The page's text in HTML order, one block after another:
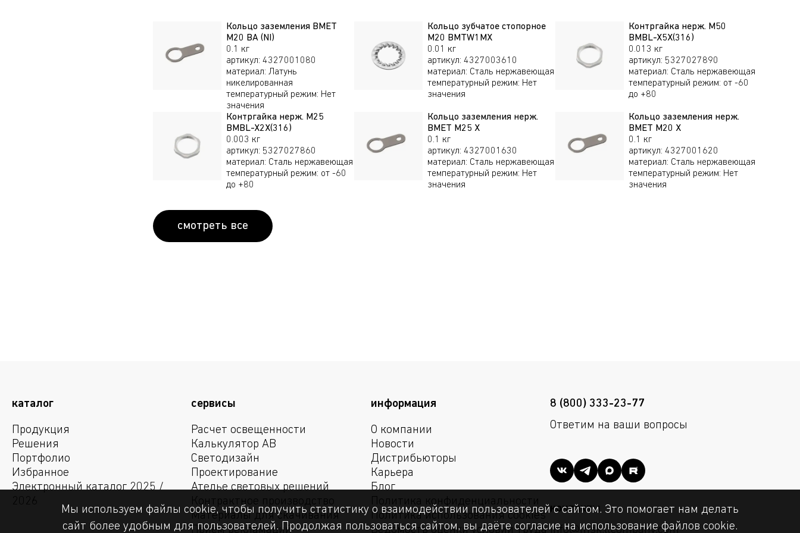
Ввод кабельный
взрывозащищенный М32х1,5
DSA3MXS
2327009460
Сталь
нержавеющая
22,0-33,0 мм
Ввод кабельный
взрывозащищенный М40х1,5
Латунь
никелированная
23,6-32,1 мм 27,9-40,4 мм М40x1,5
Ввод кабельный
взрывозащищенный М40х1,5
DSA4MXS
Сталь
нержавеющая
28,0-41,0 мм
Ввод кабельный
взрывозащищенный М50х1,5
2327010100
Латунь
никелированная
35,8-44,0 мм 40,4-53,0 мм М50x1,5
Ввод кабельный
взрывозащищенный М50х1,5
Кольцо заземления BMET
M20 BA (NI)
0.1 кг
артикул: 4327001080
материал: Латунь
никелированная
температурный режим: Нет
значения
Кольцо зубчатое стопорное
М20 BMTW1MX
0.01 кг
артикул: 4327003610
материал: Сталь нержавеющая
температурный режим: Нет
значения
Контргайка нерж. M50
BMBL-X5X(316)
0.013 кг
артикул: 5327027890
материал: Сталь нержавеющая
температурный режим: от -60
до +80
Контргайка нерж. M25
BMBL-X2X(316)
0.003 кг
артикул: 5327027860
материал: Сталь нержавеющая
температурный режим: от -60
до +80
Кольцо заземления нерж.
BMET M25 X
0.1 кг
артикул: 4327001630
материал: Сталь нержавеющая
температурный режим: Нет
значения
Кольцо заземления нерж.
BMET M20 X
0.1 кг
артикул: 4327001620
материал: Сталь нержавеющая
температурный режим: Нет
значения
смотреть все
каталог
Продукция
Решения
Портфолио
Избранное
Электронный каталог 2025 /
2026
сервисы
Расчет освещенности
Калькулятор АВ
Светодизайн
Проектирование
Ателье световых решений
Контрактное производство
Материалы для скачивания
Прием рекламаций
информация
О компании
Новости
Дистрибьюторы
Карьера
Блог
Политика конфиденциальности
Политика использования cookies
Ведомость оценки условий труда
8 (800) 333-23-77
Ответим на ваши вопросы
контакты
info@msk.ltcompany.com
Мы используем файлы cookie, чтобы получить статистику о взаимодействии пользователей с сайтом. Это помогает нам делать
сайт более удобным для пользователей. Продолжая пользоваться сайтом, вы даёте согласие на использование файлов cookie.